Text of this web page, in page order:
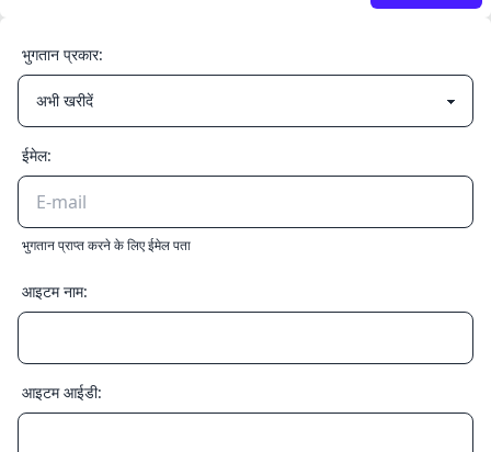
भुगतान प्रकार:
ईमेल:
भुगतान प्राप्त करने के लिए ईमेल पता
आइटम नाम:
आइटम आईडी: